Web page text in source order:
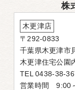
株
木更津店
〒292-0833
千葉県木更津市
木更津住宅公園
TEL 0438-38-
営業時間 9:00